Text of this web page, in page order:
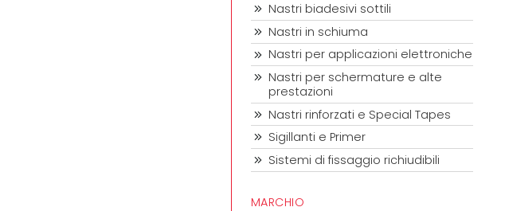
Nastri biadesivi sottili
Nastri in schiuma
Nastri per applicazioni elettroniche
Nastri per schermature e alte
prestazioni
Nastri rinforzati e Special Tapes
Sigillanti e Primer
Sistemi di fissaggio richiudibili
MARCHIO